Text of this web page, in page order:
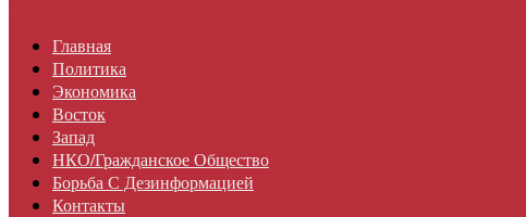
Главная
Политика
Экономика
Восток
Запад
НКО/гражданское Общество
Борьба С Дезинформацией
Контакты